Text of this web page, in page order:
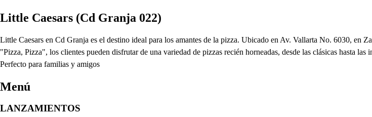
Little Caesars (Cd Granja 022)
Little Caesars en Cd Granja es el destino ideal para los amantes de la pizza. Ubicado en Av. Vallarta No. 6030, en
"Pizza, Pizza", los clientes pueden disfrutar de una variedad de pizzas recién horneadas, desde las clásicas hasta
Perfecto para familias y amigos
Menú
LANZAMIENTOS